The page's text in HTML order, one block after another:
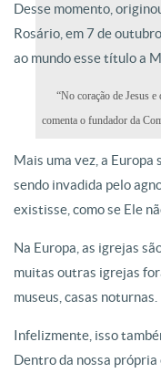
Desse momento,
Rosário, em 7 de
ao mundo esse título a
“No coração de Jesus
comenta o fundador da
Mais uma vez, a Europa
sendo invadida pelo
existisse, como se Ele
Na Europa, as igrejas
muitas outras igrejas
museus, casas noturnas.
Infelizmente, isso
Dentro da nossa própria